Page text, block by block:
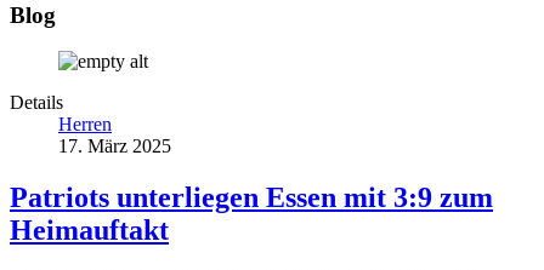
Blog
Details
Herren
17. März 2025
Patriots unterliegen Essen mit 3:9 zum
Heimauftakt